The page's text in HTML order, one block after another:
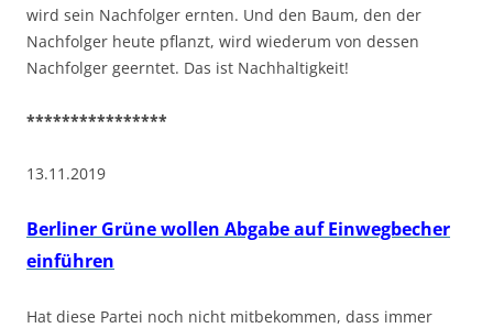
wird sein Nachfolger ernten. Und den Baum, den der
Nachfolger heute pflanzt, wird wiederum von dessen
Nachfolger geerntet. Das ist Nachhaltigkeit!
****************
13.11.2019
Berliner Grüne wollen Abgabe auf Einwegbecher
einführen
Hat diese Partei noch nicht mitbekommen, dass immer